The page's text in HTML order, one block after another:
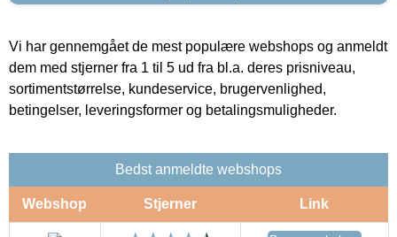
Vi har gennemgået de mest populære webshops og anmeldt
dem med stjerner fra 1 til 5 ud fra bl.a. deres prisniveau,
sortimentstørrelse, kundeservice, brugervenlighed,
betingelser, leveringsformer og betalingsmuligheder.
Bedst anmeldte webshops
Webshop Stjerner Link